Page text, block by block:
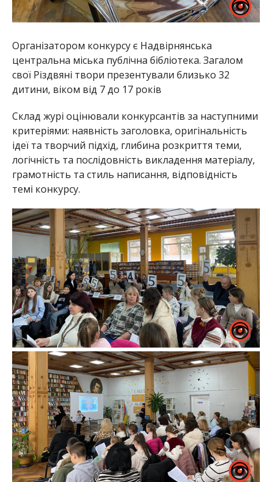
Організатором конкурсу є Надвірнянська
центральна міська публічна бібліотека. Загалом
свої Різдвяні твори презентували близько 32
дитини, віком від 7 до 17 років
Склад журі оцінювали конкурсантів за наступними
критеріями: наявність заголовка, оригінальність
ідеї та творчий підхід, глибина розкриття теми,
логічність та послідовність викладення матеріалу,
грамотність та стиль написання, відповідність
темі конкурсу.